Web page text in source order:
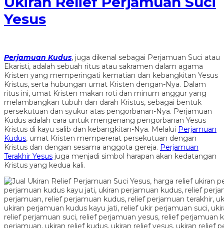
Yesus
Perjamuan Kudus, juga dikenal sebagai Perjamuan Suci atau
Ekaristi, adalah sebuah ritus atau sakramen dalam agama
Kristen yang memperingati kematian dan kebangkitan Yesus
Kristus, serta hubungan umat Kristen dengan-Nya. Dalam
ritus ini, umat Kristen makan roti dan minum anggur yang
melambangkan tubuh dan darah Kristus, sebagai bentuk
persekutuan dan syukur atas pengorbanan-Nya. Perjamuan
Kudus adalah cara untuk mengenang pengorbanan Yesus
Kristus di kayu salib dan kebangkitan-Nya. Melalui Perjamuan
Kudus, umat Kristen mempererat persekutuan dengan
Kristus dan dengan sesama anggota gereja. Perjamuan
Terakhir Yesus juga menjadi simbol harapan akan kedatangan
Kristus yang kedua kali.